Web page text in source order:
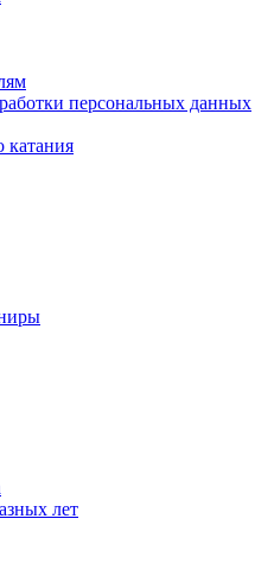
персональных данных
катания
лет